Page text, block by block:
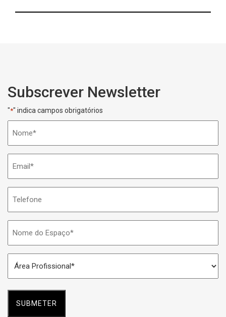
Subscrever Newsletter
"*" indica campos obrigatórios
do
Espaço
Profissional
*